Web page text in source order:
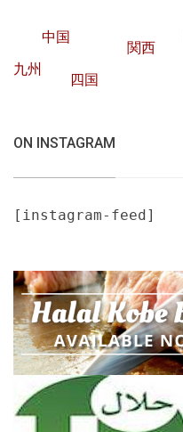
中国
関西
九州
四国
ON INSTAGRAM
[instagram-feed]